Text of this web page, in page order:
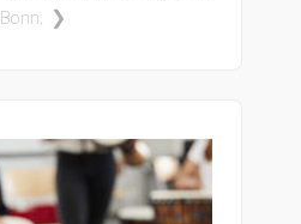
Bonn. ❯